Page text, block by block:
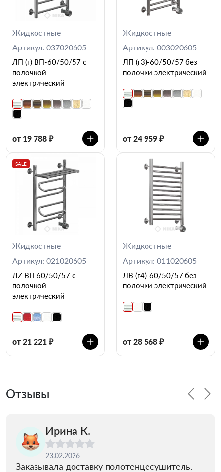
Жидкостные
Артикул: 037020605
ЛП (г) ВП-60/50/57 с
полочкой
электрический
от 19 788 ₽
Жидкостные
Артикул: 003020605
ЛП (г3)-60/50/57 без
полочки электрический
от 24 959 ₽
SALE
Жидкостные
Артикул: 021020605
ЛZ ВП 60/50/57 с
полочкой
электрический
от 21 221 ₽
Жидкостные
Артикул: 011020605
ЛВ (г4)-60/50/57 без
полочки электрический
от 28 568 ₽
Отзывы
Ирина К.
23.02.2026
Заказывала доставку полотенцесушитель.